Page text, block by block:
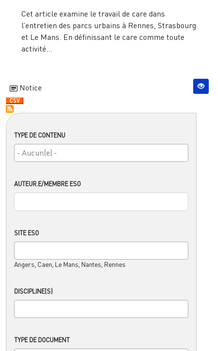
TYPE DE CONTENU
AUTEUR.E/MEMBRE ESO
SITE ESO
Angers, Caen, Le Mans, Nantes, Rennes
DISCIPLINE(S)
TYPE DE DOCUMENT
Cet article examine le travail de care dans
l’entretien des parcs urbains à Rennes, Strasbourg
et Le Mans. En définissant le care comme toute
activité...
Notice